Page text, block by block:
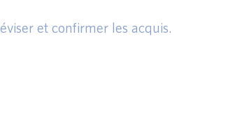
et confirmer les acquis.